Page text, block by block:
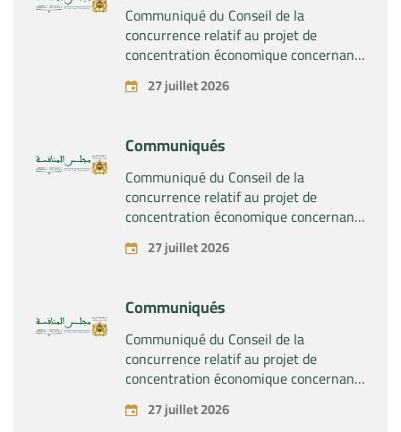
Communiqué du Conseil de la
concurrence relatif au projet de
concentration économique concernant
la prise du contrôle exclusif par la
société « Substipharm SAS » des actifs
pharmaceutiques « Rilutek » et «
Sabril » détenus par la société « Sanofi
SA »
27 juillet 2026
Communiqués
Communiqué du Conseil de la
concurrence relatif au projet de
concentration économique concernant
la prise du contrôle exclusif par la
société « Plastika Kritis SA » de la
27 juillet 2026
Communiqués
Communiqué du Conseil de la
concurrence relatif au projet de
concentration économique concernant
la prise par la société « Fives SAS » du
contrôle exclusif de la société « Aries
27 juillet 2026